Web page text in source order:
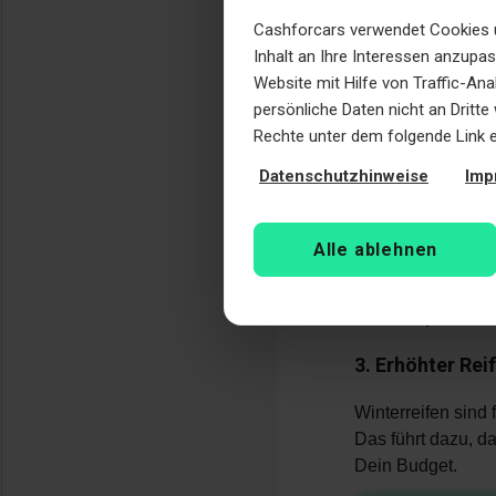
Bei 100 km/
Bremsweg
Bei Nässe:
und nicht
2. Höherer
Rollwiderstand
3. Erhöhter
Winterreifen sind
Das führt dazu,
Dein Budget.
Cashforcars verwendet Cookies
Inhalt an Ihre Interessen
Website mit Hilfe von Traffic-
persönliche Daten nicht an
Rechte unter dem folgende Link
Datenschutzhinweise
Alle ablehnen